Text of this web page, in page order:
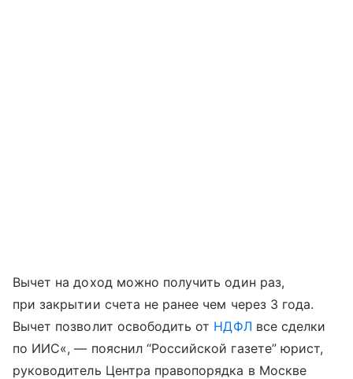
Вычет на доход можно получить один раз,
при закрытии счета не ранее чем через 3 года.
Вычет позволит освободить от НДФЛ все сделки
по ИИС«, — пояснил “Российской газете” юрист,
руководитель Центра правопорядка в Москве